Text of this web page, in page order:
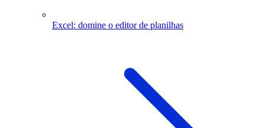
Excel: domine o editor de planilhas